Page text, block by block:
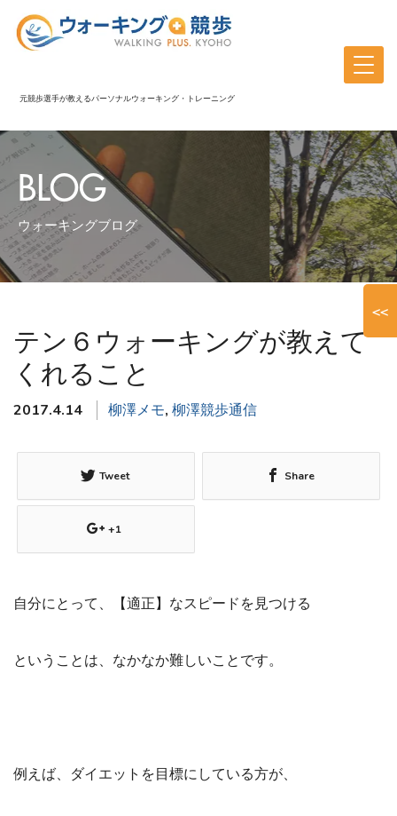
元競歩選手が教えるパーソナルウォーキング・トレーニング
BLOG
ウォーキングブログ
テン６ウォーキングが教えて
くれること
2017.4.14 柳澤メモ, 柳澤競歩通信
Tweet Share
+1
自分にとって、【適正】なスピードを見つける
ということは、なかなか難しいことです。
例えば、ダイエットを目標にしている方が、
<<